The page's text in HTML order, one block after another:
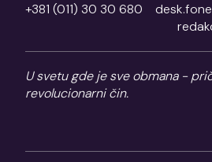
+381 (011) 30 30 680
U svetu gde je sve obmana -
revolucionarni čin.